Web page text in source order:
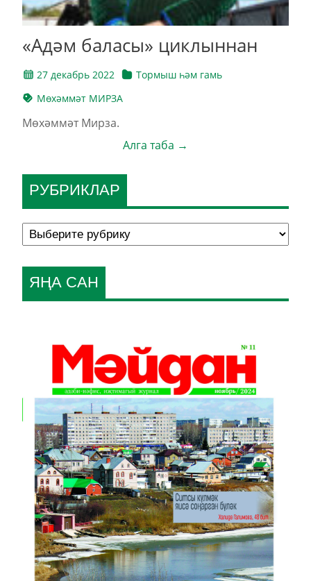
«Адәм баласы» циклыннан
27 декабрь 2022
Тормыш һәм гамь
Мөхәммәт МИРЗА
Мөхәммәт Мирза.
Алга таба →
РУБРИКЛАР
ЯҢА САН